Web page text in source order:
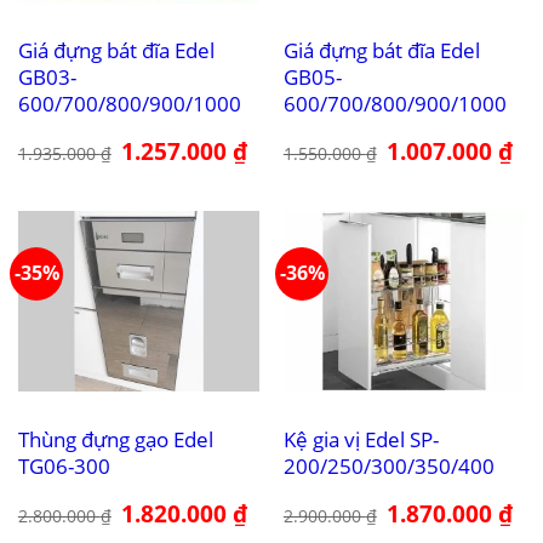
Giá đựng bát đĩa Edel
GB03-
600/700/800/900/1000
1.935.000₫ Giá
gốc
1.257.000₫Giá
hiện
1.257.000 ₫.
Giá đựng bát đĩa Edel
GB05-
600/700/800/900/1000
1.550.000₫ Giá
gốc
1.007.000₫Giá
-35%
Thùng đựng gạo Edel
TG06-300
2.800.000₫ Giá
gốc
1.820.000₫Giá
hiện
-36%
Kệ gia vị Edel SP-
200/250/300/350/400
2.900.000₫ Giá
gốc
1.870.000₫Giá